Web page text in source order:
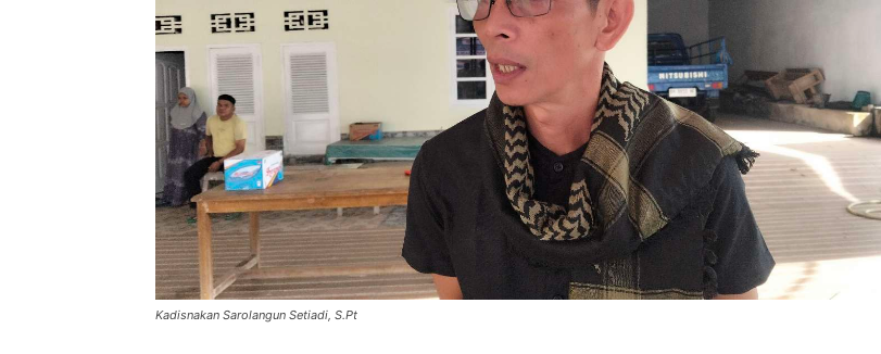
Kadisnakan Sarolangun Setiadi, S.Pt